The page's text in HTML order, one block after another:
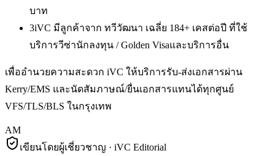
บาท
3iVC มีลูกค้าจาก ทวีวัฒนา เฉลี่ย 184+ เคสต่อปี ที่ใช้
บริการวีซ่านักลงทุน / Golden Visaและบริการอื่น
เพื่ออำนวยความสะดวก iVC ให้บริการรับ-ส่งเอกสารผ่าน
Kerry/EMS และนัดสัมภาษณ์/ยื่นเอกสารแทนได้ทุกศูนย์
VFS/TLS/BLS ในกรุงเทพ
AM
เขียนโดยผู้เชี่ยวชาญ · iVC Editorial